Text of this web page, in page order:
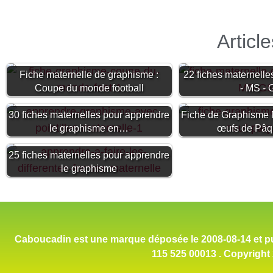
Fiche maternelle de graphisme :
Coupe du monde football
22 fiches
- MS -
30 fiches maternelles pour apprendre
le graphisme en…
Fiche de Graphisme
œufs de
25 fiches maternelles pour apprendre
le graphisme
Caboucadin est une marque déposée le 2008-08-14 et
115 525 00013 .